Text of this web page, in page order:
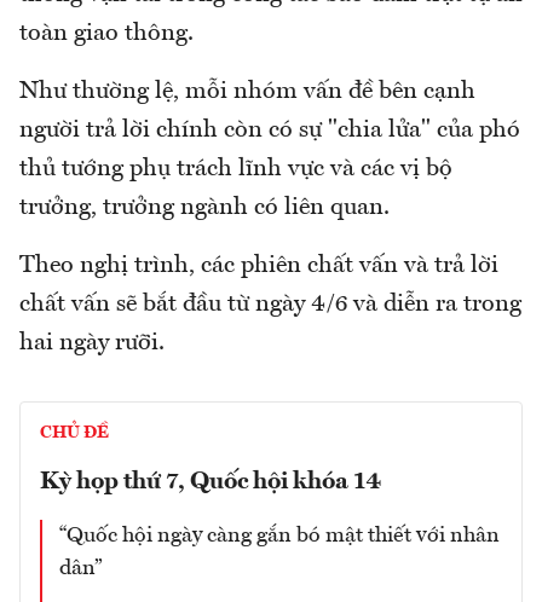
toàn giao thông.
Như thường lệ, mỗi nhóm vấn đề bên cạnh
người trả lời chính còn có sự "chia lửa" của phó
thủ tướng phụ trách lĩnh vực và các vị bộ
trưởng, trưởng ngành có liên quan.
Theo nghị trình, các phiên chất vấn và trả lời
chất vấn sẽ bắt đầu từ ngày 4/6 và diễn ra trong
hai ngày rưỡi.
CHỦ ĐỀ
Kỳ họp thứ 7, Quốc hội khóa 14
“Quốc hội ngày càng gắn bó mật thiết với nhân
dân”